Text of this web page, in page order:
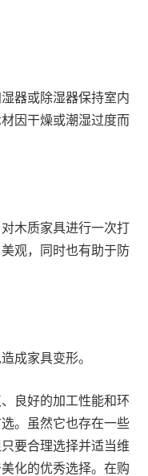
器或除湿器保持室内
因干燥或潮湿过度而
木质家具进行一次打
观，同时也有助于防
成家具变形。
良好的加工性能和环
。虽然它也存在一些
要合理选择并适当维
化的优秀选择。在购